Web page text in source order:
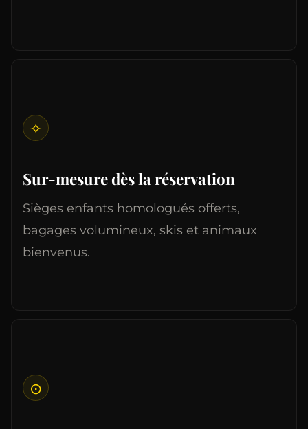
✧
Sur-mesure dès la réservation
Sièges enfants homologués offerts,
bagages volumineux, skis et animaux
bienvenus.
⊙